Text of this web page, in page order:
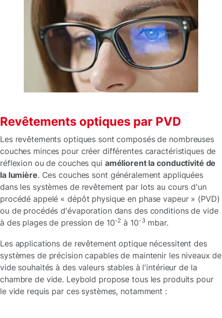
Revêtements optiques par PVD
Les revêtements optiques sont composés de nombreuses
couches minces pour créer différentes caractéristiques de
réflexion ou de couches qui améliorent la conductivité de
la lumière. Ces couches sont généralement appliquées
dans les systèmes de revêtement par lots au cours d'un
procédé appelé « dépôt physique en phase vapeur » (PVD)
ou de procédés d'évaporation dans des conditions de vide
à des plages de pression de 10-2 à 10-3 mbar.
Les applications de revêtement optique nécessitent des
systèmes de précision capables de maintenir les niveaux de
vide souhaités à des valeurs stables à l'intérieur de la
chambre de vide. Leybold propose tous les produits pour
le vide requis par ces systèmes, notamment :